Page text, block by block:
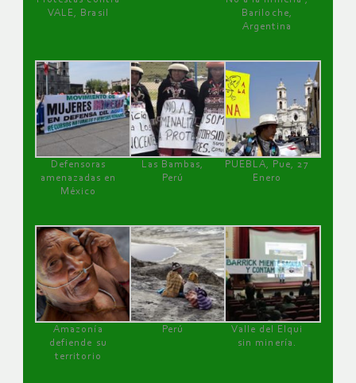
VALE, Brasil
Bariloche,
Argentina
Defensoras
amenazadas en
México
Las Bambas,
Perú
PUEBLA, Pue, 27
Enero
Amazonía
defiende su
territorio
Perú
Valle del Elqui
sin minería.